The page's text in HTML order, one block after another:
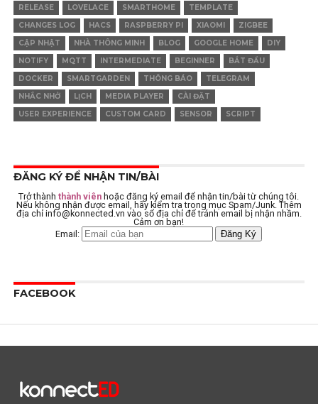
RELEASE
LOVELACE SMARTHOME
TEMPLATE
CHANGES LOG
HACS RASPBERRY PI XIAOMI
ZIGBEE
CẬP NHẬT
NHÀ THÔNG MINH BLOG GOOGLE HOME
DIY
NOTIFY
MQTT INTERMEDIATE BEGINNER
BẮT ĐẦU
DOCKER
SMARTGARDEN THÔNG BÁO
TELEGRAM
NHẮC NHỞ
LỊCH MEDIA PLAYER
CÀI ĐẶT
USER EXPERIENCE
CUSTOM CARD SENSOR SCRIPT
ĐĂNG KÝ ĐỂ NHẬN TIN/BÀI
Trở thànhthành viên hoặc đăng ký email để nhận tin/bài từ chúng tôi.
Nếu không nhận được email, hãy kiểm tra trong mục Spam/Junk. Thêm
địa chỉ info@konnected.vn vào sổ địa chỉ để tránh email bị nhận nhầm.
Cảm ơn bạn!
Email:
FACEBOOK